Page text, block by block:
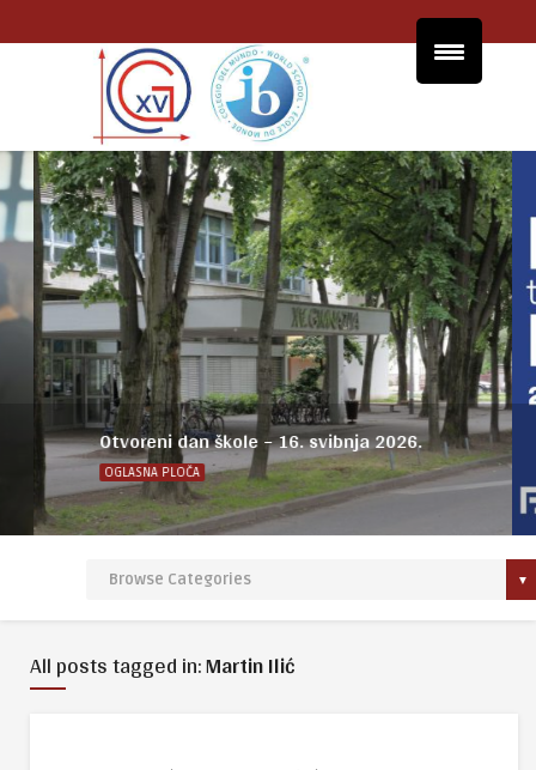
Otvoreni dan škole – 16. svibnja 2026.
OGLASNA PLOČA
All posts tagged in:Martin Ilić